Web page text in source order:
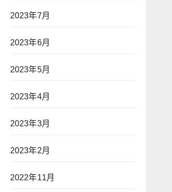
2023年7月
2023年6月
2023年5月
2023年4月
2023年3月
2023年2月
2022年11月